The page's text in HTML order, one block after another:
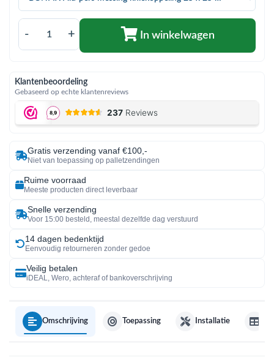
(Warmtepompen en warmtepompboilers)
- + In winkelwagen
Klantenbeoordeling
Gebaseerd op echte klantenreviews
Gratis verzending vanaf €100,-
Niet van toepassing op palletzendingen
Ruime voorraad
Meeste producten direct leverbaar
Snelle verzending
Voor 15:00 besteld, meestal dezelfde dag verstuurd
14 dagen bedenktijd
Eenvoudig retourneren zonder gedoe
Veilig betalen
iDEAL, Wero, achteraf of bankoverschrijving
Omschrijving Toepassing Installatie